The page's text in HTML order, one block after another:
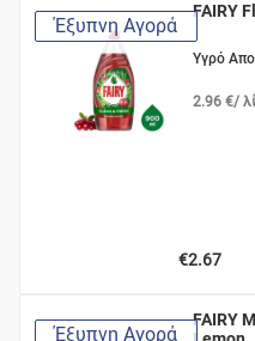
Έξυπνη Αγορά
FAIRY
Υγρό
2.96 €/
€2.67
Έξυπνη Αγορά
FAIRY